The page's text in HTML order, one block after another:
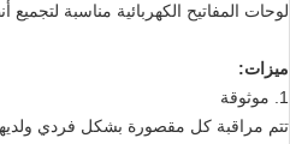
لوحات المفاتيح الكهربائية مناسبة
ميزات:
1. موثوقة
تتم مراقبة كل مقصورة بشكل فردي